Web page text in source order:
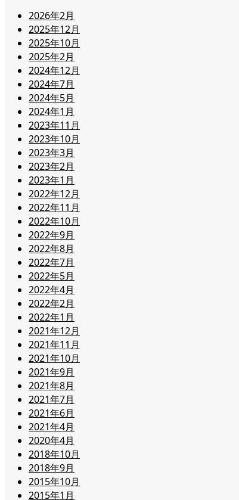
2026年2月
2025年12月
2025年10月
2025年2月
2024年12月
2024年7月
2024年5月
2024年1月
2023年11月
2023年10月
2023年3月
2023年2月
2023年1月
2022年12月
2022年11月
2022年10月
2022年9月
2022年8月
2022年7月
2022年5月
2022年4月
2022年2月
2022年1月
2021年12月
2021年11月
2021年10月
2021年9月
2021年8月
2021年7月
2021年6月
2021年4月
2020年4月
2018年10月
2018年9月
2015年10月
2015年1月